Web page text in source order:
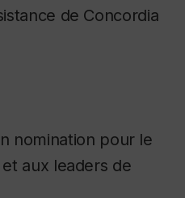
de Concordia
nomination pour le
aux leaders de